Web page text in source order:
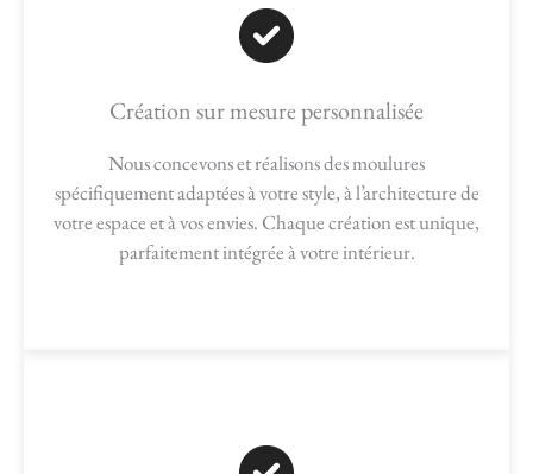
Création sur mesure personnalisée
Nous concevons et réalisons des moulures
spécifiquement adaptées à votre style, à l’architecture de
votre espace et à vos envies. Chaque création est unique,
parfaitement intégrée à votre intérieur.